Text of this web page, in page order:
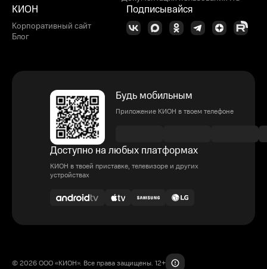
КИОН
Корпоративный сайт
Блог
Подписывайся
Будь мобильным
Приложение КИОН в твоем телефоне
Доступно на любых платформах
КИОН в твоей приставке, телевизоре и других
устройствах
© 2026 ООО «КИОН». Все права защищены. 12+